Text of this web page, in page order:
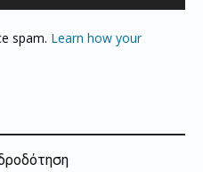
spam. Learn how your